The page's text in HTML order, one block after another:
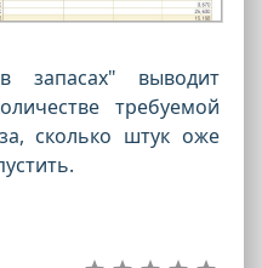
запасах" выводит
требуемой
сколько штук оже